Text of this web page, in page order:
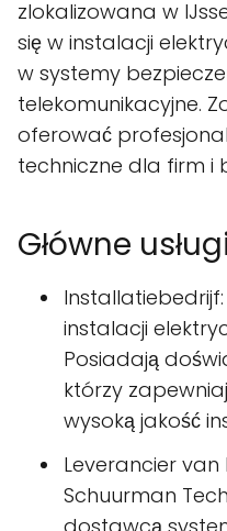
zlokalizowana w
się w instalacji
w systemy
telekomunikacyjne.
oferować
techniczne dla firm i
Główne usługi
instalacji
Posiadają
którzy
wysoką jakość
Leverancier van
Schuurman